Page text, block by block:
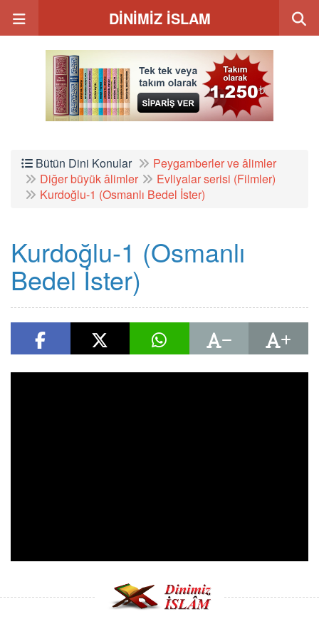
DİNİMİZ İSLAM
Bütün Dini Konular
Peygamberler ve âlimler
Diğer büyük âlimler
Evliyalar serisi (Filmler)
Kurdoğlu-1 (Osmanlı Bedel İster)
Kurdoğlu-1 (Osmanlı
Bedel İster)